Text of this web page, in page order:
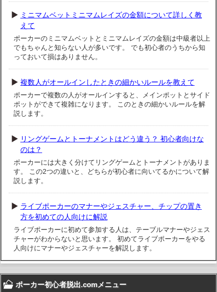
ミニマムベットミニマムレイズの金額について詳しく教
えて
ポーカーのミニマムベットとミニマムレイズの金額は中級者以上
でもちゃんと知らない人が多いです。 でも初心者のうちから知
っておいて損はありません。
複数人がオールインしたときの細かいルールを教えて
ポーカーで複数の人がオールインすると、メインポットとサイド
ポットができて複雑になります。 このときの細かいルールを解
説します。
リングゲームとトーナメントはどう違う？ 初心者向けな
のは？
ポーカーには大きく分けてリングゲームとトーナメントがありま
す。 この2つの違いと、どちらが初心者に向いてるかについて解
説します。
ライブポーカーのマナーやジェスチャー、チップの置き
方を初めての人向けに解説
ライブポーカーに初めて参加する人は、テーブルマナーやジェス
チャーがわからないと思います。 初めてライブポーカーをやる
人向けにマナーやジェスチャーを解説します。
ポーカー初心者脱出.comメニュー